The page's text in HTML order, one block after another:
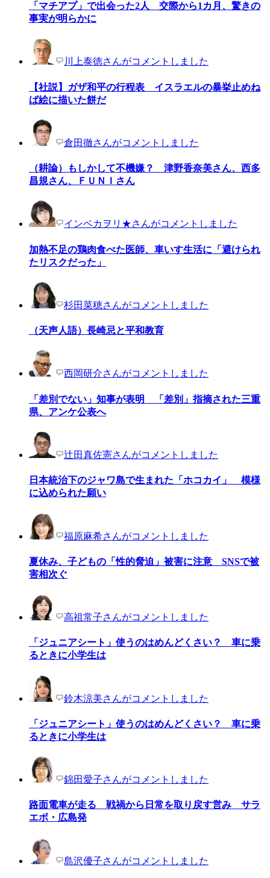
「マチアプ」で出会った2人 交際から1カ月、驚きの
事実が明らかに
川上泰徳さんがコメントしました
【社説】ガザ和平の行程表 イスラエルの暴挙止めね
ば絵に描いた餅だ
倉田徹さんがコメントしました
（耕論）もしかして不機嫌？ 津野香奈美さん、西多
昌規さん、ＦＵＮＩさん
インベカヲリ★さんがコメントしました
加熱不足の鶏肉食べた医師、車いす生活に「避けられ
たリスクだった」
杉田菜穂さんがコメントしました
（天声人語）長崎忌と平和教育
西岡研介さんがコメントしました
「差別でない」知事が表明 「差別」指摘された三重
県、アンケ公表へ
辻田真佐憲さんがコメントしました
日本統治下のジャワ島で生まれた「ホコカイ」 模様
に込められた願い
福原麻希さんがコメントしました
夏休み、子どもの「性的脅迫」被害に注意 SNSで被
害相次ぐ
高祖常子さんがコメントしました
「ジュニアシート」使うのはめんどくさい？ 車に乗
るときに小学生は
鈴木涼美さんがコメントしました
「ジュニアシート」使うのはめんどくさい？ 車に乗
るときに小学生は
錦田愛子さんがコメントしました
路面電車が走る 戦禍から日常を取り戻す営み サラ
エボ・広島発
島沢優子さんがコメントしました